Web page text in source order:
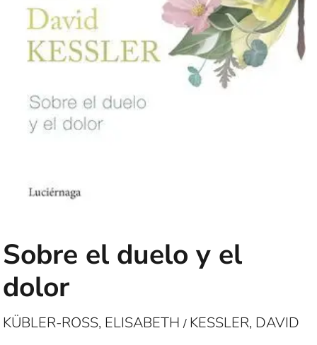
Sobre el duelo y el
dolor
KÜBLER-ROSS, ELISABETH/ KESSLER, DAVID